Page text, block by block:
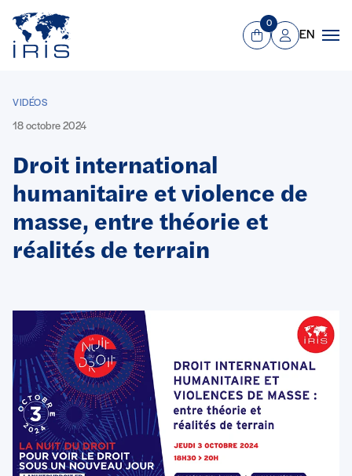
Aller au contenu principal
Panier
0
Mon compte
EN
VIDÉOS
18 octobre 2024
Droit international
humanitaire et violence de
masse, entre théorie et
réalités de terrain